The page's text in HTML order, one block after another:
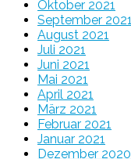
Oktober 2021
September 2021
August 2021
Juli 2021
Juni 2021
Mai 2021
April 2021
März 2021
Februar 2021
Januar 2021
Dezember 2020